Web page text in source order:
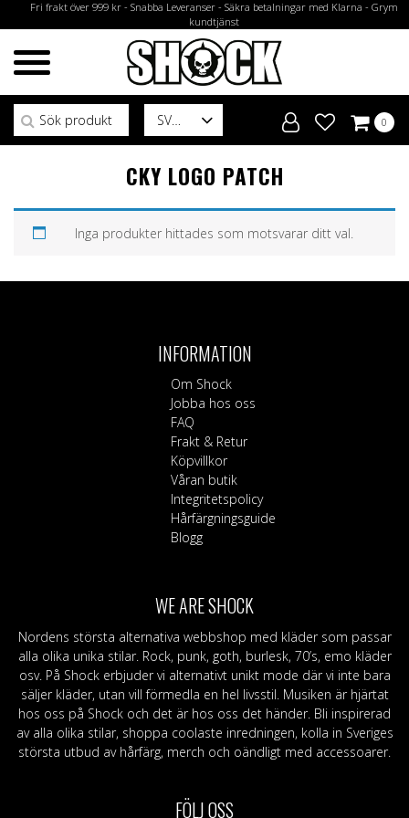
Fri frakt över 999 kr - Snabba Leveranser - Säkra betalningar med Klarna - Grym
kundtjänst
SV
Sök efter:
0
CKY LOGO PATCH
Inga produkter hittades som motsvarar ditt val.
INFORMATION
Om Shock
Jobba hos oss
FAQ
Frakt & Retur
Köpvillkor
Våran butik
Integritetspolicy
Hårfärgningsguide
Blogg
WE ARE SHOCK
Nordens största alternativa webbshop med kläder som passar
alla olika unika stilar. Rock, punk, goth, burlesk, 70’s, emo kläder
osv. På Shock erbjuder vi alternativt unikt mode där vi inte bara
säljer kläder, utan vill förmedla en hel livsstil. Musiken är hjärtat
hos oss på Shock och det är hos oss det händer. Bli inspirerad
av alla olika stilar, shoppa coolaste inredningen, kolla in Sveriges
största utbud av hårfärg, merch och oändligt med accessoarer.
FÖLJ OSS